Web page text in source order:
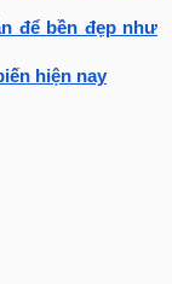
để bền đẹp như
hiện nay